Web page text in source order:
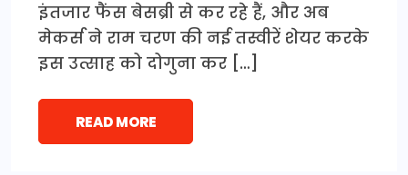
इंतजार फैंस बेसब्री से कर रहे हैं, और अब
मेकर्स ने राम चरण की नई तस्वीरें शेयर करके
इस उत्साह को दोगुना कर […]
READ MORE